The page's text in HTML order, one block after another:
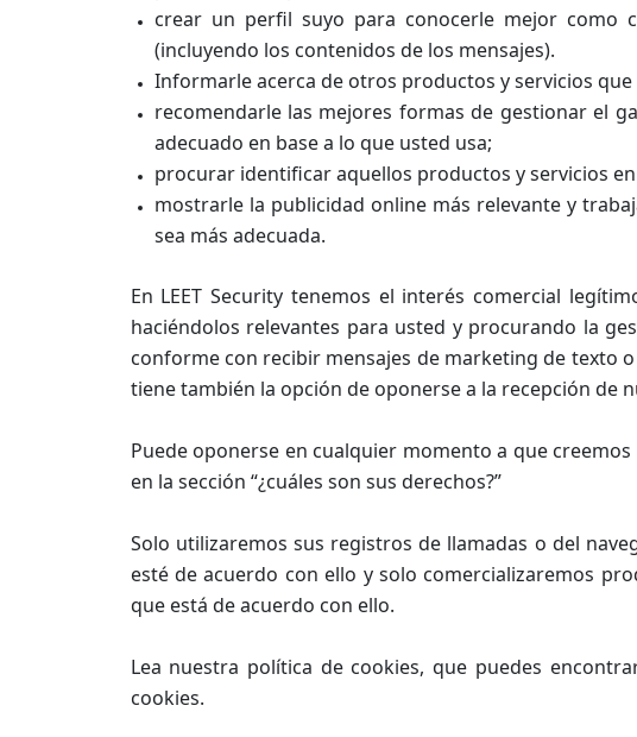
crear un perfil suyo para conocerle mejor como
(incluyendo los contenidos de los mensajes).
Informarle acerca de otros productos y servicios
recomendarle las mejores formas de gestionar el
adecuado en base a lo que usted usa;
procurar identificar aquellos productos y servicios
mostrarle la publicidad online más relevante y
sea más adecuada.
En LEET Security tenemos el interés comercial
haciéndolos relevantes para usted y procurando la
conforme con recibir mensajes de marketing de texto
tiene también la opción de oponerse a la recepción de
Puede oponerse en cualquier momento a que
en la sección “¿cuáles son sus derechos?”
Solo utilizaremos sus registros de llamadas o del
esté de acuerdo con ello y solo comercializaremos
que está de acuerdo con ello.
Lea nuestra política de cookies, que puedes
cookies.